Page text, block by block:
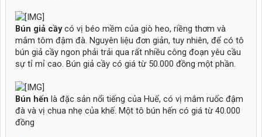
Bún giả cầycó vị béo mềm của giò heo, riềng thơm và
mắm tôm đậm đà. Nguyên liệu đơn giản, tuy nhiên, để có tô
bún giả cầy ngon phải trải qua rất nhiều công đoạn yêu cầu
sự tỉ mỉ cao. Bún giả cầy có giá từ 50.000 đồng một phần.
Bún hến là đặc sản nổi tiếng của Huế, có vị mắm ruốc đậm
đà và vị chua nhẹ của khế. Một tô bún hến có giá từ 40.000
đồng